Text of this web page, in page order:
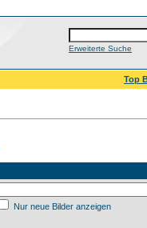
Erweiterte Suche
Top
Nur neue Bilder anzeigen